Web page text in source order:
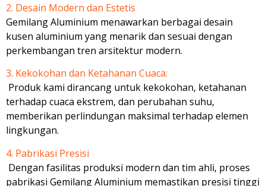
2. Desain Modern dan Estetis
Gemilang Aluminium menawarkan berbagai desain
kusen aluminium yang menarik dan sesuai dengan
perkembangan tren arsitektur modern.
3. Kekokohan dan Ketahanan Cuaca:
Produk kami dirancang untuk kekokohan, ketahanan
terhadap cuaca ekstrem, dan perubahan suhu,
memberikan perlindungan maksimal terhadap elemen
lingkungan.
4. Pabrikasi Presisi
Dengan fasilitas produksi modern dan tim ahli, proses
pabrikasi Gemilang Aluminium memastikan presisi tinggi